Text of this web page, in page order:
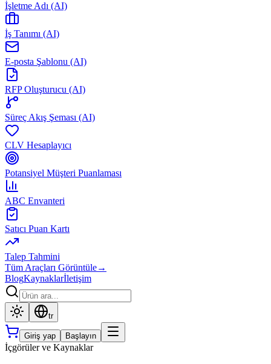
İşletme Adı (AI)
İş Tanımı (AI)
E-posta Şablonu (AI)
RFP Oluşturucu (AI)
Süreç Akış Şeması (AI)
CLV Hesaplayıcı
Potansiyel Müşteri Puanlaması
ABC Envanteri
Satıcı Puan Kartı
Talep Tahmini
Tüm Araçları Görüntüle→
BlogKaynaklarİletişim
tr
Giriş yap Başlayın
İçgörüler ve Kaynaklar